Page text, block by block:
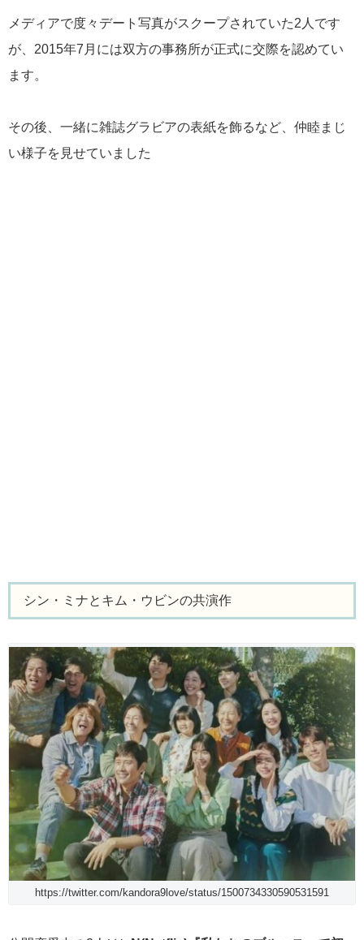
メディアで度々デート写真がスクープされていた2人です
が、2015年7月には双方の事務所が正式に交際を認めてい
ます。
その後、一緒に雑誌グラビアの表紙を飾るなど、仲睦まじ
い様子を見せていました
シン・ミナとキム・ウビンの共演作
https://twitter.com/kandora9love/status/1500734330590531591